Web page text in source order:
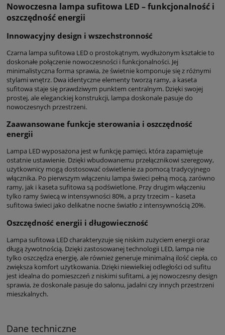
Nowoczesna lampa sufitowa LED – funkcjonalność i
oszczędność energii
Innowacyjny design i wszechstronność
Czarna lampa sufitowa LED o prostokątnym, wydłużonym kształcie to
doskonałe połączenie nowoczesności i funkcjonalności. Jej
minimalistyczna forma sprawia, że świetnie komponuje się z różnymi
stylami wnętrz. Dwa identyczne elementy tworzą ramy, a kaseta
sufitowa staje się prawdziwym punktem centralnym. Dzięki swojej
prostej, ale eleganckiej konstrukcji, lampa doskonale pasuje do
nowoczesnych przestrzeni.
Zaawansowane funkcje sterowania i oszczędność
energii
Lampa LED wyposażona jest w funkcję pamięci, która zapamiętuje
ostatnie ustawienie. Dzięki wbudowanemu przełącznikowi szeregowy,
użytkownicy mogą dostosować oświetlenie za pomocą tradycyjnego
włącznika. Po pierwszym włączeniu lampa świeci pełną mocą, zarówno
ramy, jak i kaseta sufitowa są podświetlone. Przy drugim włączeniu
tylko ramy świecą w intensywności 80%, a przy trzecim – kaseta
sufitowa świeci jako delikatne nocne światło z intensywnością 20%.
Oszczędność energii i długowieczność
Lampa sufitowa LED charakteryzuje się niskim zużyciem energii oraz
długą żywotnością. Dzięki zastosowanej technologii LED, lampa nie
tylko oszczędza energię, ale również generuje minimalną ilość ciepła, co
zwiększa komfort użytkowania. Dzięki niewielkiej odległości od sufitu
jest idealna do pomieszczeń z niskimi sufitami, a jej nowoczesny design
sprawia, że doskonale pasuje do salonu, jadalni czy innych przestrzeni
mieszkalnych.
Dane techniczne